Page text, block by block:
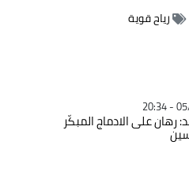
رياح قوية
رهان على الادماج المبكّر